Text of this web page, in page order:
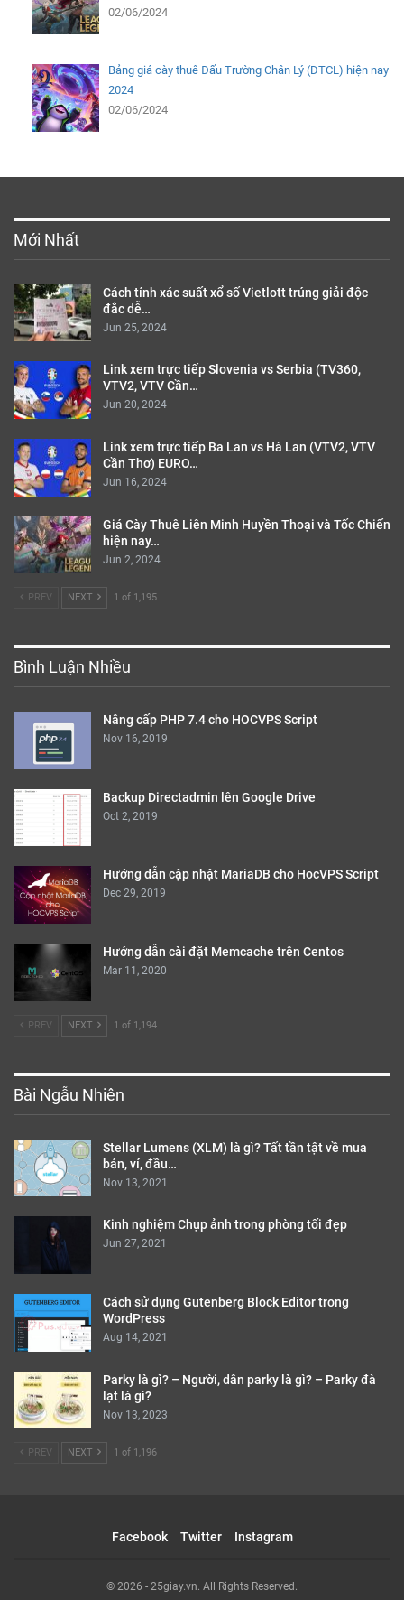
02/06/2024
Bảng giá cày thuê Đấu Trường Chân Lý (DTCL) hiện nay
2024
02/06/2024
Mới Nhất
Cách tính xác suất xổ số Vietlott trúng giải độc
đắc dễ…
Jun 25, 2024
Link xem trực tiếp Slovenia vs Serbia (TV360,
VTV2, VTV Cần…
Jun 20, 2024
Link xem trực tiếp Ba Lan vs Hà Lan (VTV2, VTV
Cần Thơ) EURO…
Jun 16, 2024
Giá Cày Thuê Liên Minh Huyền Thoại và Tốc Chiến
hiện nay…
Jun 2, 2024
PREV NEXT 1 of 1,195
Bình Luận Nhiều
Nâng cấp PHP 7.4 cho HOCVPS Script
Nov 16, 2019
Backup Directadmin lên Google Drive
Oct 2, 2019
Hướng dẫn cập nhật MariaDB cho HocVPS Script
Dec 29, 2019
Hướng dẫn cài đặt Memcache trên Centos
Mar 11, 2020
PREV NEXT 1 of 1,194
Bài Ngẫu Nhiên
Stellar Lumens (XLM) là gì? Tất tần tật về mua
bán, ví, đầu…
Nov 13, 2021
Kinh nghiệm Chụp ảnh trong phòng tối đẹp
Jun 27, 2021
Cách sử dụng Gutenberg Block Editor trong
WordPress
Aug 14, 2021
Parky là gì? – Người, dân parky là gì? – Parky đà
lạt là gì?
Nov 13, 2023
PREV NEXT 1 of 1,196
Facebook Twitter Instagram
© 2026 - 25giay.vn. All Rights Reserved.